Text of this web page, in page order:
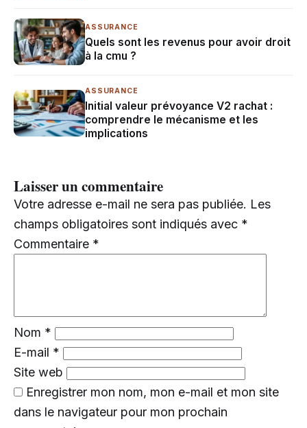
ASSURANCE
Quels sont les revenus pour avoir droit
à la cmu ?
ASSURANCE
Initial valeur prévoyance V2 rachat :
comprendre le mécanisme et les
implications
Laisser un commentaire
Votre adresse e-mail ne sera pas publiée. Les
champs obligatoires sont indiqués avec *
Commentaire *
Nom *
E-mail *
Site web
Enregistrer mon nom, mon e-mail et mon site
dans le navigateur pour mon prochain